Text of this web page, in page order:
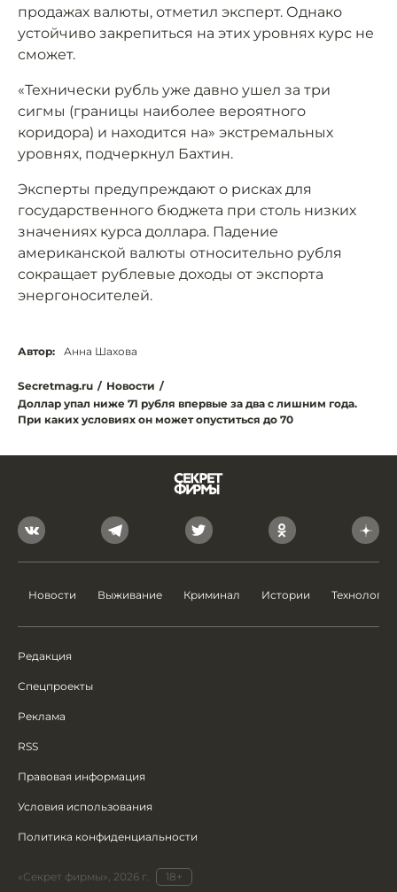
продажах валюты, отметил эксперт. Однако
устойчиво закрепиться на этих уровнях курс не
сможет.
«Технически рубль уже давно ушел за три
сигмы (границы наиболее вероятного
коридора) и находится на» экстремальных
уровнях, подчеркнул Бахтин.
Эксперты предупреждают о рисках для
государственного бюджета при столь низких
значениях курса доллара. Падение
американской валюты относительно рубля
сокращает рублевые доходы от экспорта
энергоносителей.
Автор: Анна Шахова
Secretmag.ru / Новости /
Доллар упал ниже 71 рубля впервые за два с лишним года.
При каких условиях он может опуститься до 70
Новости Выживание Криминал Истории Технологии
Редакция
Спецпроекты
Реклама
RSS
Правовая информация
Условия использования
Политика конфиденциальности
«Секрет фирмы», 2026 г. 18+